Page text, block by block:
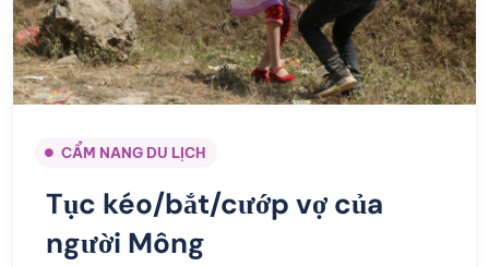
CẨM NANG DU LỊCH
Tục kéo/bắt/cướp vợ của
người Mông